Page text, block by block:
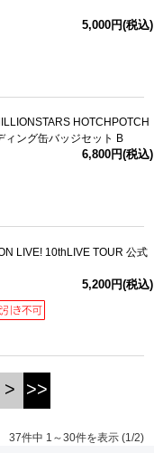
5,000円(税込)
HOTCHPOTCH
ィング缶バッジセット B
6,800円(税込)
LIVE! 10thLIVE TOUR 公式
5,200円(税込)
> >>
37件中 1～30件を表示 (1/2)